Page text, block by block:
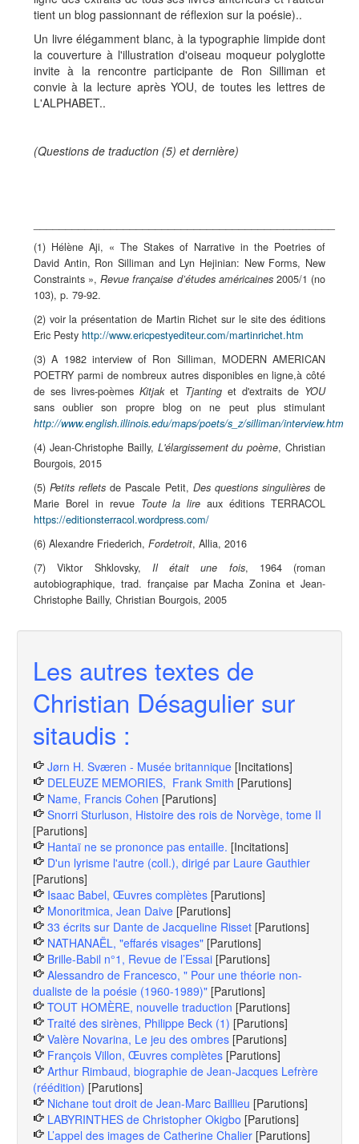
tient un blog passionnant de réflexion sur la poésie)..
Un livre élégamment blanc, à la typographie limpide dont
la couverture à l'illustration d'oiseau moqueur polyglotte
invite à la rencontre participante de Ron Silliman et
convie à la lecture après YOU, de toutes les lettres de
L'ALPHABET..
(Questions de traduction (5) et dernière)
(1) Hélène Aji, « The Stakes of Narrative in the Poetries of
David Antin, Ron Silliman and Lyn Hejinian: New Forms, New
Constraints »,Revue française d’études américaines 2005/1 (no
103), p. 79-92.
(2) voir la présentation de Martin Richet sur le site des éditions
Eric Pesty http://www.ericpestyediteur.com/martinrichet.htm
(3) A 1982 interview of Ron Silliman, MODERN AMERICAN
POETRY parmi de nombreux autres disponibles en ligne,à côté
de ses livres-poèmesKitjaket Tjantinget d'extraits de YOU
sans oublier son propre blog on ne peut plus stimulant
http://www.english.illinois.edu/maps/poets/s_z/silliman/interview.htm
(4) Jean-Christophe Bailly, L'élargissement du poème, Christian
Bourgois, 2015
(5)Petits reflets de Pascale Petit, Des questions singulièresde
Marie Borel in revue Toute la lire aux éditions TERRACOL
https://editionsterracol.wordpress.com/
(6) Alexandre Friederich, Fordetroit, Allia, 2016
(7) Viktor Shklovsky, Il était une fois, 1964 (roman
autobiographique, trad. française par Macha Zonina et Jean-
Christophe Bailly, Christian Bourgois, 2005
Les autres textes de
Christian Désagulier sur
sitaudis :
Jørn H. Sværen - Musée britannique [Incitations]
DELEUZE MEMORIES, Frank Smith [Parutions]
Name, Francis Cohen [Parutions]
Snorri Sturluson, Histoire des rois de Norvège, tome II
[Parutions]
Hantaï ne se prononce pas entaille. [Incitations]
D'un lyrisme l'autre (coll.), dirigé par Laure Gauthier
[Parutions]
Isaac Babel, Œuvres complètes [Parutions]
Monoritmica, Jean Daive [Parutions]
33 écrits sur Dante de Jacqueline Risset [Parutions]
NATHANAËL, "effarés visages" [Parutions]
Brille-Babil n°1, Revue de l’Essai [Parutions]
Alessandro de Francesco, " Pour une théorie non-
dualiste de la poésie (1960-1989)" [Parutions]
TOUT HOMÈRE, nouvelle traduction [Parutions]
Traité des sirènes, Philippe Beck (1) [Parutions]
Valère Novarina, Le jeu des ombres [Parutions]
François Villon, Œuvres complètes [Parutions]
Arthur Rimbaud, biographie de Jean-Jacques Lefrère
(réédition) [Parutions]
Nichane tout droit de Jean-Marc Baillieu [Parutions]
LABYRINTHES de Christopher Okigbo [Parutions]
L’appel des images de Catherine Chalier [Parutions]